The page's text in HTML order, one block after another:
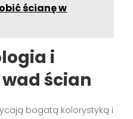
ścianę w
i
ścian
bogatą kolorystyką i